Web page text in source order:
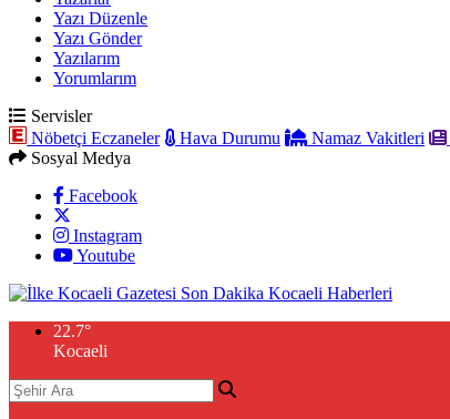
Yazı Düzenle
Yazı Gönder
Yazılarım
Yorumlarım
Servisler
Nöbetçi Eczaneler
Hava Durumu Namaz Vakitleri
Sosyal Medya
Facebook
Instagram
Youtube
22.7°
Kocaeli